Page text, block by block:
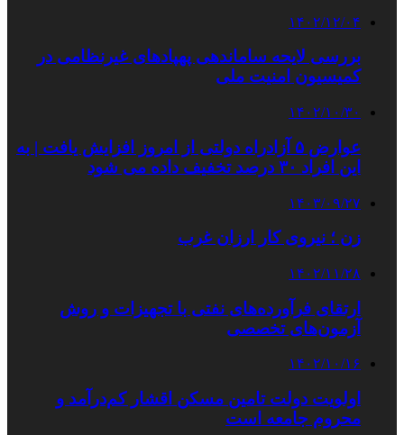
۱۴۰۲/۱۲/۰۴
بررسی لایحه ساماندهی پهپادهای غیرنظامی در
کمیسیون امنیت ملی
۱۴۰۲/۱۰/۳۰
عوارض ۵ آزادراه دولتی از امروز افزایش یافت | به
این افراد ۳۰ درصد تخفیف داده می شود
۱۴۰۳/۰۹/۲۷
زن ؛ نیروی کار ارزان غرب
۱۴۰۲/۱۱/۲۸
ارتقای فرآورده‌های نفتی با تجهیزات و روش
آزمون‌های تخصصی
۱۴۰۲/۱۰/۱۶
اولویت دولت تامین مسکن اقشار کم‌درآمد و
محروم جامعه است